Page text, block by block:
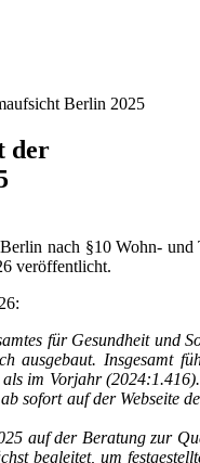
Berlin 2025
der
nach §10 Wohn- und
veröffentlicht.
für Gesundheit und
ausgebaut. Insgesamt
im Vorjahr
sofort auf der Webseite
auf der Beratung zur
begleitet, um